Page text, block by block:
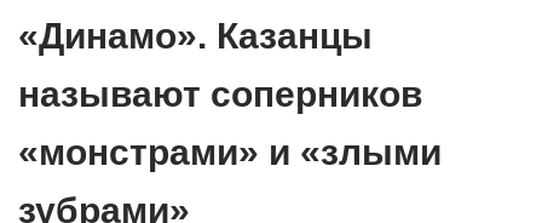
«Динамо». Казанцы
называют соперников
«монстрами» и «злыми
зубрами»